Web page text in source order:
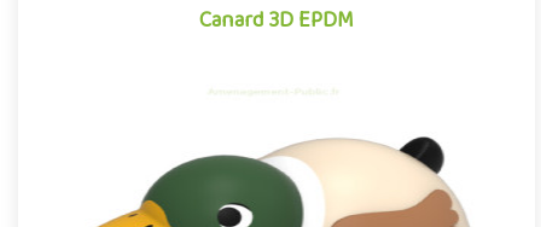
Canard 3D EPDM
Module 3D pour aires de jeux extérieurs inspiré des univers des
dessins animés et des bandes dessinées, le Canard EPDM se